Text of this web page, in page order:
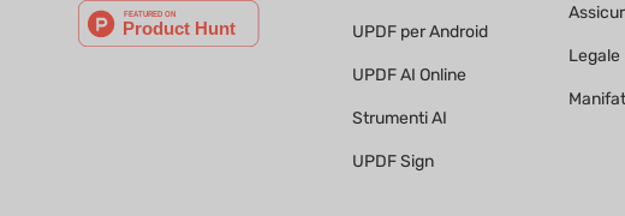
UPDF per Android
UPDF AI Online
Strumenti AI
UPDF Sign
Legale